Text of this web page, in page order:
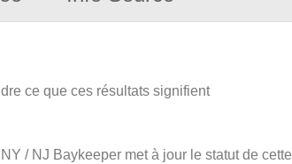
ce que ces résultats signifient
/ NJ Baykeeper met à jour le statut de cette